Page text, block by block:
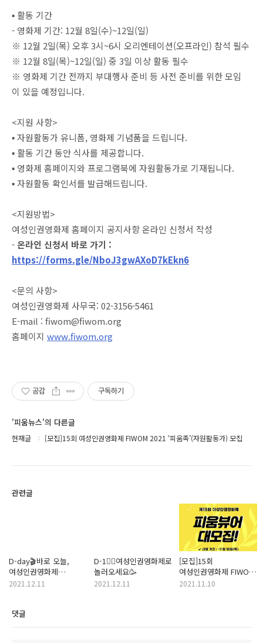
▪ 활동 기간
- 영화제 기간: 12월 8일(수)~12일(일)
※ 12월 2일(목) 오후 3시~6시 오리엔테이션(오프라인) 참석 필수
※ 12월 8일(목)~12일(일) 중 3일 이상 활동 필수
※ 영화제 기간 전까지 부대행사 준비 등 사전 준비를 위한 모임
이 있을 예정입니다.
<지원 사항>
▪ 자원활동가 유니폼, 영화제 기념품을 드립니다.
▪ 활동 기간 동안 식사를 제공합니다.
▪ 영화제 홈페이지와 프로그램북에 자원활동가로 기재됩니다.
▪ 자원활동 확인서를 발급해드립니다.
<지원방법>
여성인권영화제 홈페이지 공지사항 온라인 신청서 작성
-온라인 신청서 바로 가기 :
https://forms.gle/NboJ3gwAXoD7kEkn6
<문의 사항>
여성인권영화제 사무국: 02-3156-5461
E-mail : fiwom@fiwom.org
홈페이지 www.fiwom.org
공감 구독하기
'피움뉴스'의 다른글
현재글 [모집]15회 여성인권영화제 FIWOM 2021 ‘피움족’(자원활동가) 모집
관련글
D-day🎬바로 오늘,
여성인권영화제
개막합니다!
2021.12.11
D-1🤸‍♀️여성인권영화제로
놀러오세요🥳
2021.12.11
[모집]15회
여성인권영화제 FIWOM
2021 ‘피움뷰어’ 모집
2021.11.10
댓글